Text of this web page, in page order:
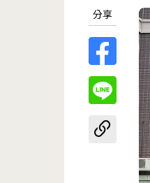
分享